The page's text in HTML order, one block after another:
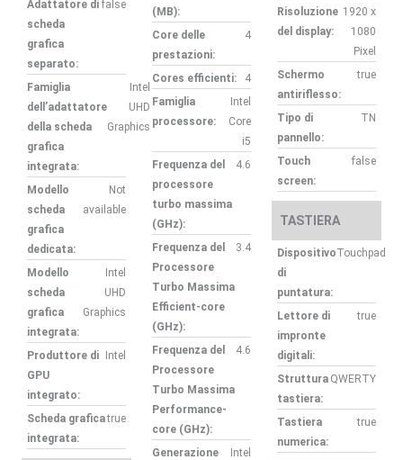
Adattatore di
scheda
grafica
separato:
false
Famiglia
dell’adattatore
della scheda
grafica
integrata:
Intel
UHD
Graphics
Modello
scheda
grafica
dedicata:
Not
available
Modello
scheda
grafica
integrata:
Intel
UHD
Graphics
Produttore di
GPU
integrato:
Intel
Scheda grafica
integrata:
true
(MB):
Core delle
prestazioni:
4
Cores efficienti:
4
Famiglia
processore:
Intel
Core
i5
Frequenza del
processore
turbo massima
(GHz):
4.6
Frequenza del
Processore
Turbo Massima
Efficient-core
(GHz):
3.4
Frequenza del
Processore
Turbo Massima
Performance-
core (GHz):
4.6
Generazione
Intel
Risoluzione
del display:
1920 x
1080
Pixel
Schermo
antiriflesso:
true
Tipo di
pannello:
TN
Touch
screen:
false
TASTIERA
Dispositivo
di
puntatura:
Touchpad
Lettore di
impronte
digitali:
true
Struttura
tastiera:
QWERTY
Tastiera
numerica:
true